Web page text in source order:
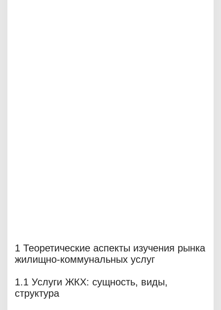
1 Теоретические аспекты изучения рынка
жилищно-коммунальных услуг
1.1 Услуги ЖКХ: сущность, виды,
структура